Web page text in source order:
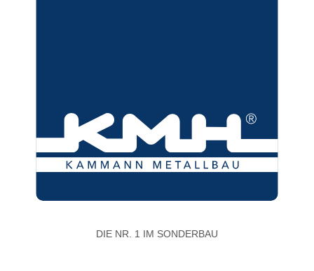
DIE NR. 1 IM SONDERBAU